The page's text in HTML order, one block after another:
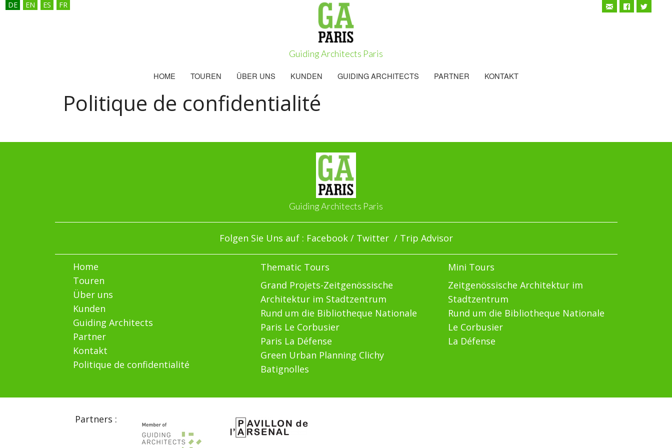
Guiding Architects Paris
DE EN ES FR
HOME TOUREN ÜBER UNS KUNDEN GUIDING ARCHITECTS PARTNER KONTAKT
Politique de confidentialité
Guiding Architects Paris
Folgen Sie Uns auf : Facebook/ Twitter/ Trip Advisor
Home
Touren
Über uns
Kunden
Guiding Architects
Partner
Kontakt
Politique de confidentialité
Thematic Tours
Grand Projets-Zeitgenössische
Architektur im Stadtzentrum
Rund um die Bibliotheque Nationale
Paris Le Corbusier
Paris La Défense
Green Urban Planning Clichy
Batignolles
Mini Tours
Zeitgenössische Architektur im
Stadtzentrum
Rund um die Bibliotheque Nationale
Le Corbusier
La Défense
Partners :